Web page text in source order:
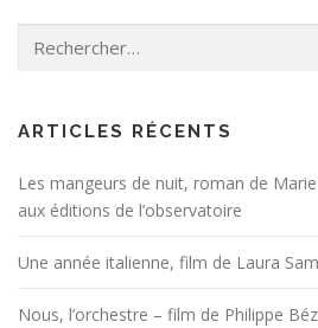
ARTICLES RÉCENTS
Les mangeurs de nuit, roman de
aux éditions de l’observatoire
Une année italienne, film de Laura
Nous, l’orchestre – film de Philippe